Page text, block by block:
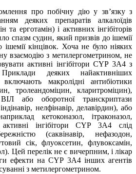
про побічну дію у зв’язку з
деяких препаратів алкалоїдів
та ерготамін) і активних інгібіторів
спазм судин, який призвів до ішемії
ішемії кінцівок. Хоча не було ніяких
взаємодію з метилергометрином, не
активні інгібітори CYP 3A4 з
Приклади деяких найактивніших
макролідні антибіотики
тролеандоміцин, кларитроміцин),
ВІЛ або оборотної транскриптази
нелфінавір, делавірдин), або
кетоконазол, ітраконазол,
інгібітори CYP 3A4 слід
(саквінавір, нефазодон,
сік, флуоксетин, флувоксамін,
Цей перелік не є вичерпним, і лікар
ефекти на CYP 3A4 інших агентів
з метилергометрином.